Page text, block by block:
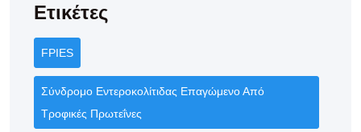
Ετικέτες
FPIES
Σύνδρομο Εντεροκολίτιδας Επαγώμενο Από
Τροφικές Πρωτεΐνες